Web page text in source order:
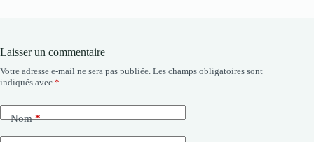
Laisser un commentaire
Votre adresse e-mail ne sera pas publiée. Les champs obligatoires sont
indiqués avec *
Nom*